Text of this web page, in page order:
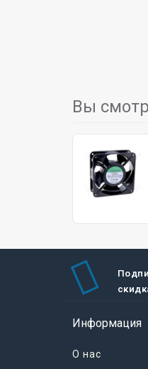
Вы
Информация
О нас